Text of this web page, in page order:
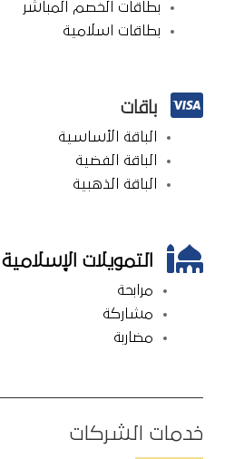
بطاقات الخصم المباشر
بطاقات اسلامية
 باقات
الباقة الأساسية
الباقة الفضية
الباقة الذهبية
 التمويلات الإسلامية
مرابحة
مشاركة
مضاربة
خدمات الشركات